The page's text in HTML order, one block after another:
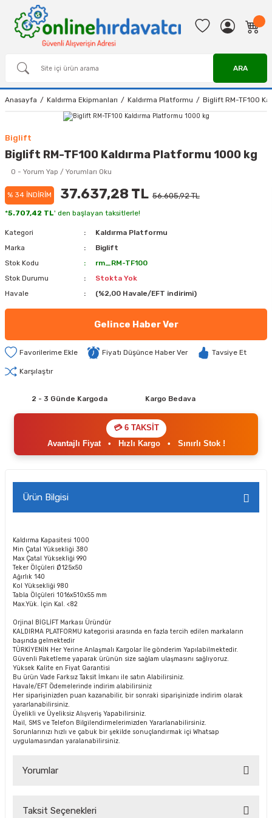
ARA
Anasayfa Kaldırma Ekipmanları Kaldırma Platformu Biglift RM-TF100
Biglift
Biglift RM-TF100 Kaldırma Platformu 1000 kg
0 - Yorum Yap / Yorumları Oku
% 34 İNDİRİM 37.637,28 TL 56.605,92 TL
*5.707,42 TL' den başlayan taksitlerle!
Kategori
Kaldırma Platformu
Marka
Biglift
Stok Kodu
rm_RM-TF100
Stok Durumu
Stokta Yok
Havale
(%2,00 Havale/EFT indirimi)
Gelince Haber Ver
Fiyatı Düşünce Haber Ver Tavsiye Et
Karşılaştır
2 - 3 Günde Kargoda Kargo Bedava
💳 6 TAKSİT
Avantajlı Fiyat• Hızlı Kargo• Sınırlı Stok !
Ürün Bilgisi
Kaldırma Kapasitesi 1000
Min Çatal Yüksekliği 380
Max Çatal Yüksekliği 990
Teker Ölçüleri Ø125x50
Ağırlık 140
Kol Yüksekliği 980
Tabla Ölçüleri 1016x510x55 mm
Max.Yük. İçin Kal. <82
Orjinal BİGLİFT Markası Üründür
KALDIRMA PLATFORMU kategorisi arasında en fazla tercih edilen markaların
başında gelmektedir
TÜRKİYENİN Her Yerine Anlaşmalı Kargolar İle gönderim Yapılabilmektedir.
Güvenli Paketleme yaparak ürünün size sağlam ulaşmasını sağlıyoruz.
Yüksek Kalite en Fiyat Garantisi
Bu ürün Vade Farksız Taksit İmkanı ile satın Alabilirsiniz.
Havale/EFT Ödemelerinde indirim alabilirsiniz
Her siparişinizden puan kazanabilir, bir sonraki siparişinizde indirim olarak
yararlanabilirsiniz.
Üyelikli ve Üyeliksiz Alışveriş Yapabilirsiniz.
Mail, SMS ve Telefon Bilgilendirmelerimizden Yararlanabilirsiniz.
Sorunlarınızı hızlı ve çabuk bir şekilde sonuçlandırmak içi Whatsap
uygulamasından yaralanabilirsiniz.
Yorumlar
Taksit Seçenekleri